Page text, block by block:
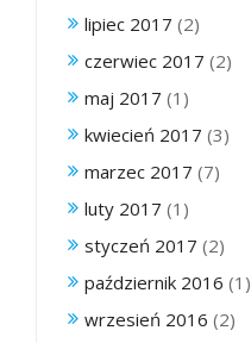
lipiec 2017 (2)
czerwiec 2017 (2)
maj 2017 (1)
kwiecień 2017 (3)
marzec 2017 (7)
luty 2017 (1)
styczeń 2017 (2)
październik 2016 (1)
wrzesień 2016 (2)